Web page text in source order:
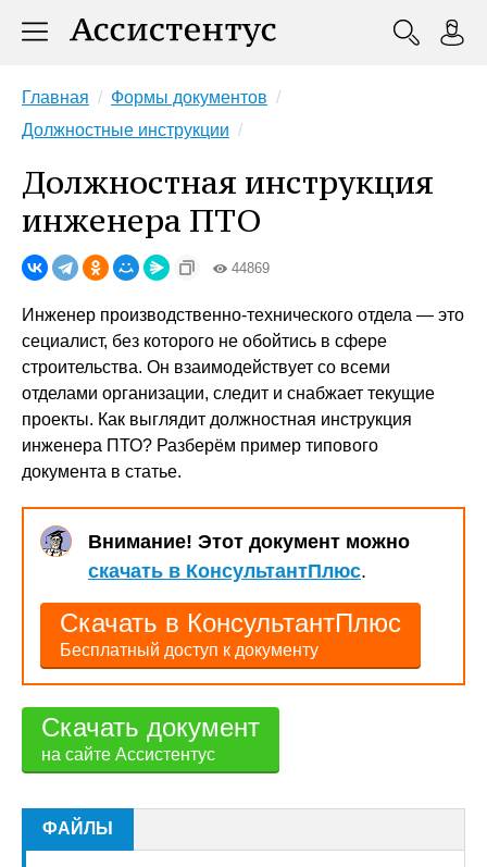
Главная
Формы документов
Должностные инструкции
Должностная инструкция
инженера ПТО
44869
Инженер производственно-технического отдела — это
сециалист, без которого не обойтись в сфере
строительства. Он взаимодействует со всеми
отделами организации, следит и снабжает текущие
проекты. Как выглядит должностная инструкция
инженера ПТО? Разберём пример типового
документа в статье.
Внимание! Этот документ можно
скачать в КонсультантПлюс.
Скачать в КонсультантПлюс
Бесплатный доступ к документу
Скачать документ
на сайте Ассистентус
ФАЙЛЫ